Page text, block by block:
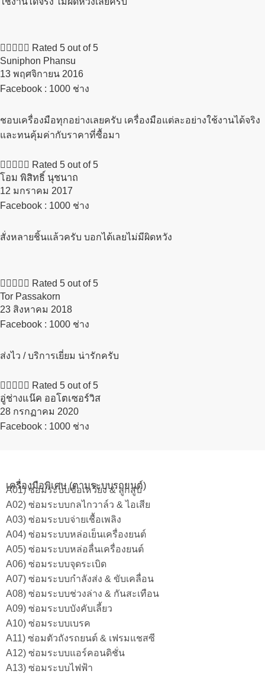
     Rated 5 out of 5
Suniphon Phansu
13 พฤศจิกายน 2016​
Facebook : 1000 ช่าง
ชอบเครื่องมือทุกอย่างเลยครับ เครื่องมือแต่ละอย่างใช้งานได้จริง
และทนคุ้มค่ากับราคาที่ซื้อมา
     Rated 5 out of 5
โอม พิสิทธิ์ นุชนาถ
12 มกราคม 2017​
Facebook : 1000 ช่าง
สั่งหลายชิ้นแล้วครับ บอกได้เลยไม่มีผิดหวัง
     Rated 5 out of 5
Tor Passakorn
23 สิงหาคม 2018​
Facebook : 1000 ช่าง
ส่งไว / บริการเยี่ยม น่ารักครับ
     Rated 5 out of 5
อู่ช่างแน๊ค ออโตเซอร์วิส
28 กรกฏาคม 2020​
Facebook : 1000 ช่าง
เครื่องมือพิเศษ (ตามระบบรถยนต์)
A01) ซ่อมระบบข้อเหวี่ยง & ลูกสูบ
A02) ซ่อมระบบกลไกวาล์ว & ไอเสีย
A03) ซ่อมระบบจ่ายเชื้อเพลิง
A04) ซ่อมระบบหล่อเย็นเครื่องยนต์
A05) ซ่อมระบบหล่อลื่นเครื่องยนต์
A06) ซ่อมระบบจุดระเบิด
A07) ซ่อมระบบกำลังส่ง & ขับเคลื่อน
A08) ซ่อมระบบช่วงล่าง & กันสะเทือน
A09) ซ่อมระบบบังคับเลี้ยว
A10) ซ่อมระบบเบรค
A11) ซ่อมตัวถังรถยนต์ & เฟรมแชสซี
A12) ซ่อมระบบแอร์คอนดิชั่น
A13) ซ่อมระบบไฟฟ้า